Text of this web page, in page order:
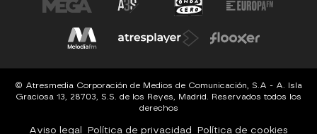
© Atresmedia Corporación de Medios de Comunicación, S.A - A. Isla
Graciosa 13, 28703, S.S. de los Reyes, Madrid. Reservados todos los
derechos
Aviso legal Política de privacidad Política de cookies